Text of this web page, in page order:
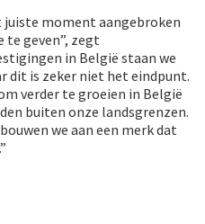
juiste moment aangebroken
te geven”, zegt
in België staan we
dit is zeker niet het eindpunt.
verder te groeien in België
buiten onze landsgrenzen.
we aan een merk dat